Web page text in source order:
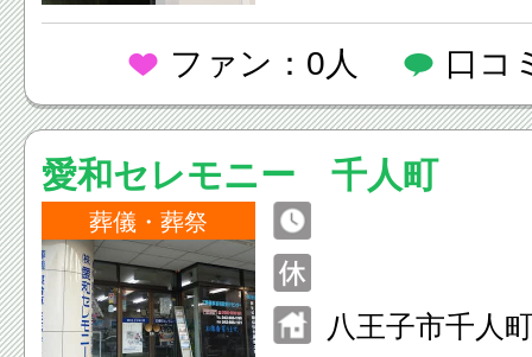
ファン：0人 口コ
愛和セレモニー 千人町
葬儀・葬祭
八王子市千人